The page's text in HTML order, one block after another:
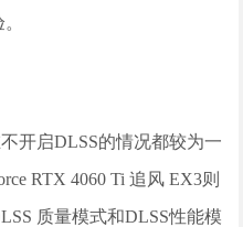
开启DLSS的情况都较为一
RTX 4060 Ti 追风 EX3则
质量模式和DLSS性能模